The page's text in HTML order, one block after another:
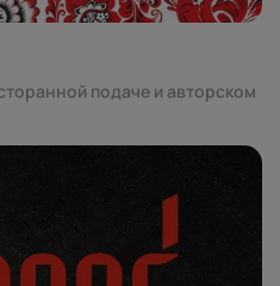
подаче и авторском